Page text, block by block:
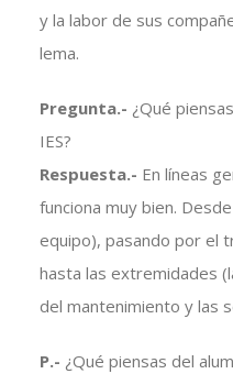
y la labor de sus
lema.
Pregunta.- ¿Qué
IES?
Respuesta.- En líneas
funciona muy bien.
equipo), pasando por el
hasta las extremidades
del mantenimiento y las
P.- ¿Qué piensas del